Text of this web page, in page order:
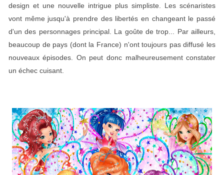
design et une nouvelle intrigue plus simpliste. Les scénaristes
vont même jusqu'à prendre des libertés en changeant le passé
d'un des personnages principal. La goûte de trop... Par ailleurs,
beaucoup de pays (dont la France) n'ont toujours pas diffusé les
nouveaux épisodes. On peut donc malheureusement constater
un échec cuisant.